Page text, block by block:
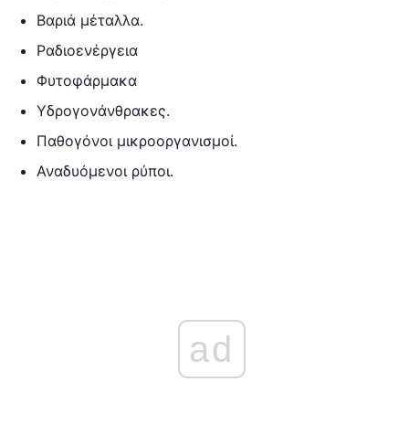
Βαριά μέταλλα.
Ραδιοενέργεια
Φυτοφάρμακα
Υδρογονάνθρακες.
Παθογόνοι μικροοργανισμοί.
Αναδυόμενοι ρύποι.
ad